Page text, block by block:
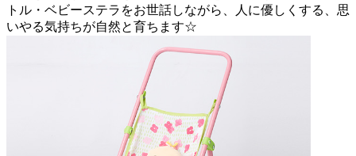
トル・ベビーステラをお世話しながら、人に優しくする、思
いやる気持ちが自然と育ちます☆